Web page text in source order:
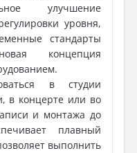
улучшение
уровня,
стандарты
концепция
в студии
в концерте или во
и монтажа до
плавный
выполнить